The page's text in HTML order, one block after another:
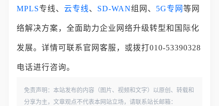
MPLS专线、云专线、 SD-WAN组网、 5G专网等网
络解决方案，全面助力企业网络升级转型和国际化
发展。详情可联系官网客服，或拨打010-53390328
电话进行咨询。
免责声明：本站发布的内容（图片、视频和文字）以原创、转载和
分享为主，文章观点不代表本网站立场，请联系站长邮箱：